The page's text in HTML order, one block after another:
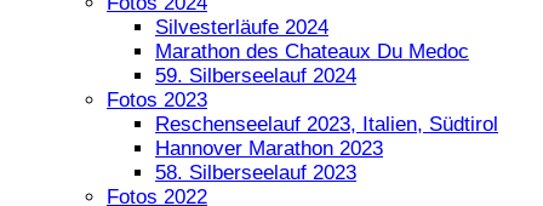
Silvesterläufe 2024
Marathon des Chateaux Du Medoc
59. Silberseelauf 2024
Fotos 2023
Reschenseelauf 2023, Italien, Südtirol
Hannover Marathon 2023
58. Silberseelauf 2023
Fotos 2022